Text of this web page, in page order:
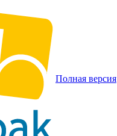
Полная версия